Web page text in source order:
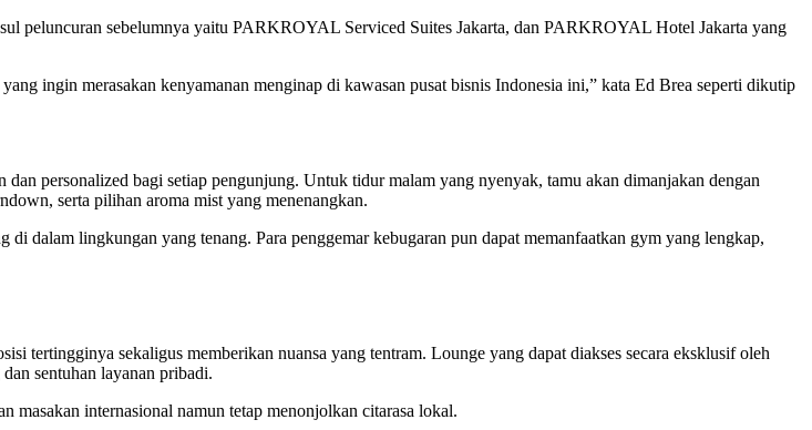
peluncuran sebelumnya yaitu PARKROYAL Serviced Suites Jakarta, dan PARKROYAL Hotel Jakarta yang
ingin merasakan kenyamanan menginap di kawasan pusat bisnis Indonesia ini,” kata Ed Brea seperti dikutip
personalized bagi setiap pengunjung. Untuk tidur malam yang nyenyak, tamu akan dimanjakan dengan
serta pilihan aroma mist yang menenangkan.
dalam lingkungan yang tenang. Para penggemar kebugaran pun dapat memanfaatkan gym yang lengkap,
tertingginya sekaligus memberikan nuansa yang tentram. Lounge yang dapat diakses secara eksklusif oleh
sentuhan layanan pribadi.
internasional namun tetap menonjolkan citarasa lokal.